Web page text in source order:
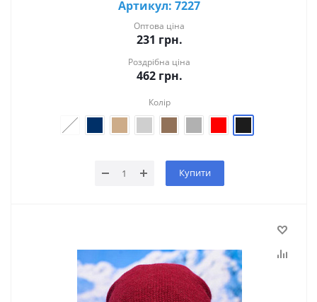
Артикул: 7227
Оптова ціна
231 грн.
Роздрібна ціна
462грн.
Колір
Купити